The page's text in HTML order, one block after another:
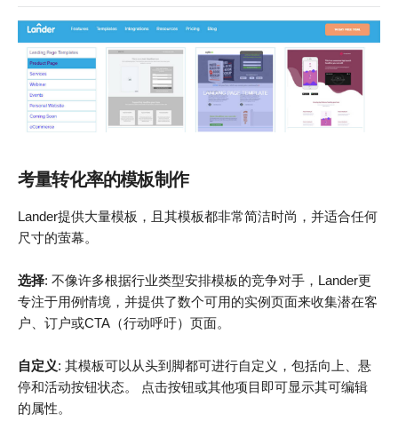
考量转化率的模板制作
Lander提供大量模板，且其模板都非常简洁时尚，并适合任何
尺寸的萤幕。
选择: 不像许多根据行业类型安排模板的竞争对手，Lander更
专注于用例情境，并提供了数个可用的实例页面来收集潜在客
户、订户或CTA（行动呼吁）页面。
自定义: 其模板可以从头到脚都可进行自定义，包括向上、悬
停和活动按钮状态。 点击按钮或其他项目即可显示其可编辑
的属性。